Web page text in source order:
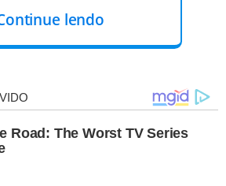
Duas viaturas da Patrulha
irregularmente na faixa HOV,
alta ocupação, a uma
foi parada pelas
lendo